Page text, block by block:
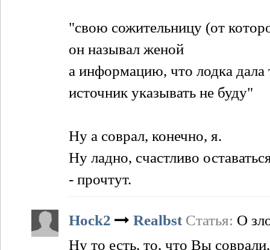
"свою сожительницу (от
он называл женой
а информацию, что лодка дала
источник указывать не буду"
Ну а соврал, конечно, я.
Ну ладно, счастливо
- прочтут.
Hock2 Realbst Статья: О
Ну то есть, то, что Вы